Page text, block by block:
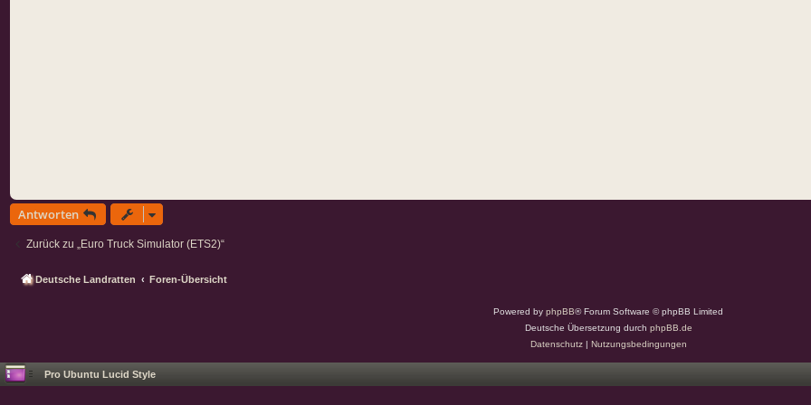
Antworten
Zurück zu „Euro Truck Simulator (ETS2)“
Deutsche Landratten Foren-Übersicht
Powered by phpBB® Forum Software © phpBB Limited
Deutsche Übersetzung durch phpBB.de
Datenschutz| Nutzungsbedingungen
Pro Ubuntu Lucid Style